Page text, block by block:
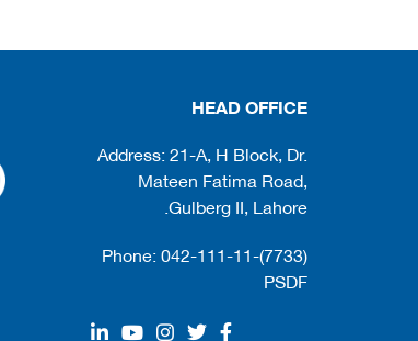
HEAD OFFICE
Address: 21-A, H Block, Dr.
Mateen Fatima Road,
Gulberg II, Lahore.
Phone: 042-111-11-(7733)
PSDF